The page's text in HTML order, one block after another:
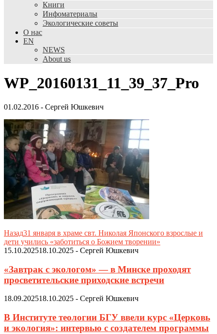
Книги
Инфоматериалы
Экологические советы
О нас
EN
NEWS
About us
WP_20160131_11_39_37_Pro
01.02.2016 - Сергей Юшкевич
Назад31 января в храме свт. Николая Японского взрослые и
дети учились «заботиться о Божием творении»
15.10.202518.10.2025 - Сергей Юшкевич
«Завтрак с экологом» — в Минске проходят
просветительские приходские встречи
18.09.202518.10.2025 - Сергей Юшкевич
В Институте теологии БГУ ввели курс «Церковь
и экология»: интервью с создателем программы